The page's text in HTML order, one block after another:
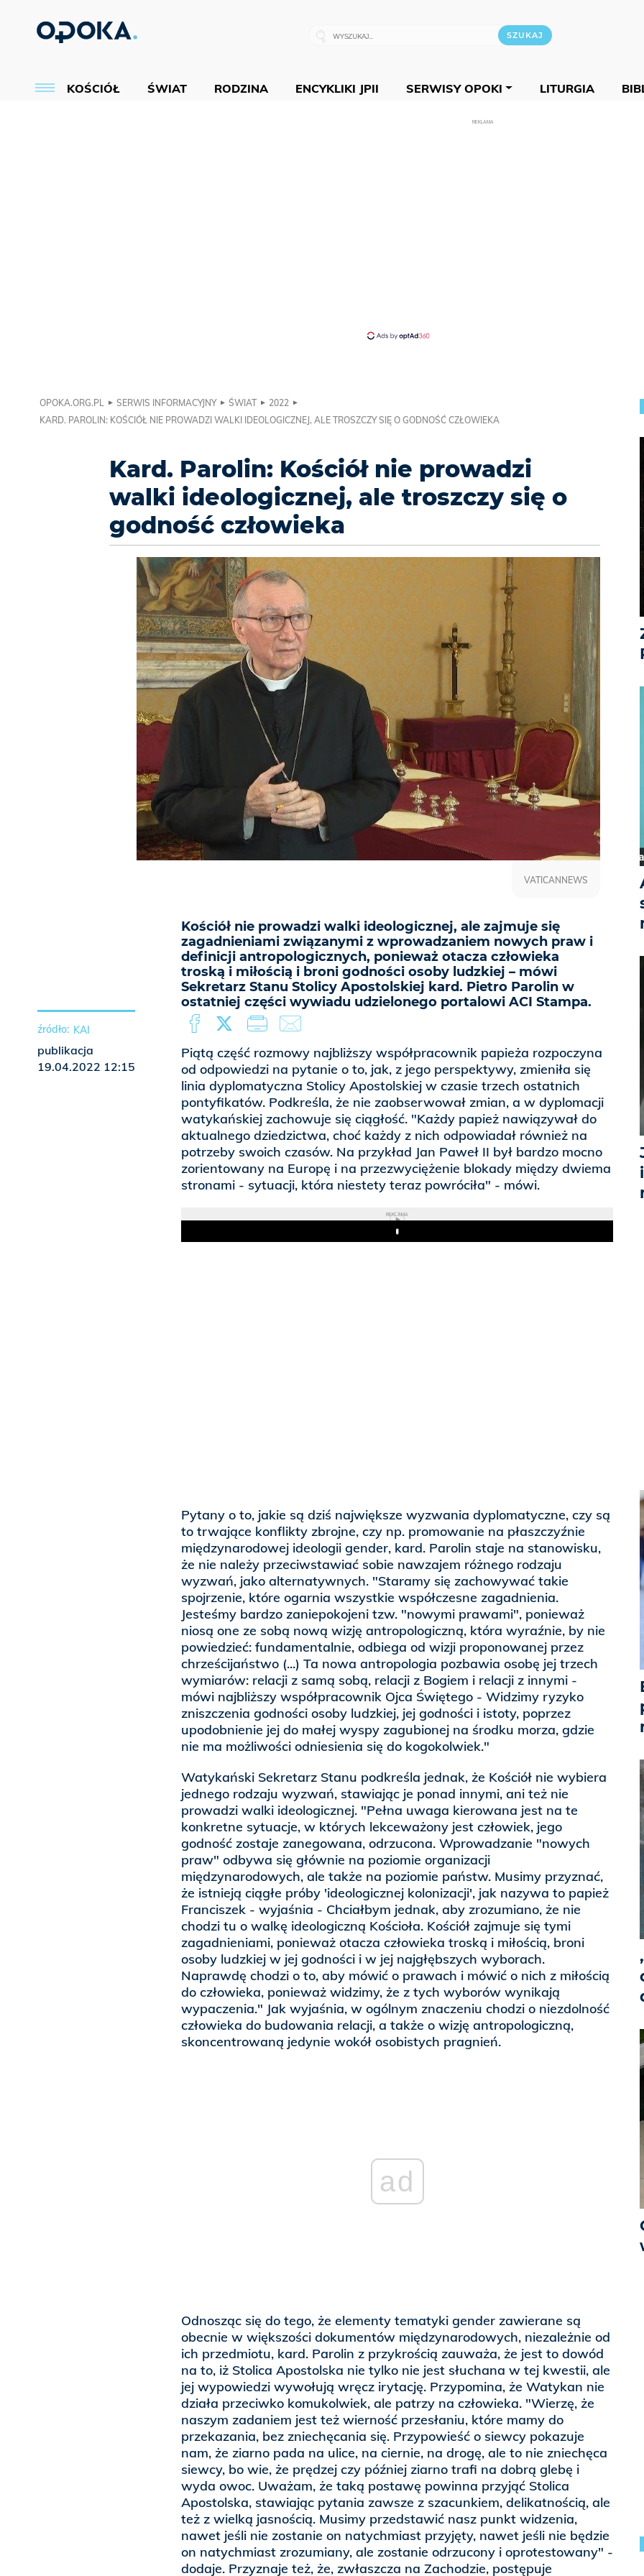
KOŚCIÓŁ ŚWIAT RODZINA ENCYKLIKI JPII SERWISY OPOKI LITURGIA
REKLAMA
OPOKA.ORG.PL SERWIS INFORMACYJNY ŚWIAT
2022
KARD. PAROLIN: KOŚCIÓŁ NIE PROWADZI WALKI IDEOLOGICZNEJ, ALE TROSZCZY SIĘ O GODNOŚĆ CZŁOWIEKA
Kard. Parolin: Kościół nie prowadzi
walki ideologicznej, ale troszczy się o
godność człowieka
Kościół nie prowadzi walki ideologicznej, ale zajmuje się
zagadnieniami związanymi z wprowadzaniem nowych praw i
definicji antropologicznych, ponieważ otacza człowieka
troską i miłością i broni godności osoby ludzkiej – mówi
Sekretarz Stanu Stolicy Apostolskiej kard. Pietro Parolin w
ostatniej części wywiadu udzielonego portalowi ACI Stampa.
VATICANNEWS
Piątą część rozmowy najbliższy współpracownik papieża rozpoczyna
od odpowiedzi na pytanie o to, jak, z jego perspektywy, zmieniła się
linia dyplomatyczna Stolicy Apostolskiej w czasie trzech ostatnich
pontyfikatów. Podkreśla, że nie zaobserwował zmian, a w dyplomacji
watykańskiej zachowuje się ciągłość. "Każdy papież nawiązywał do
aktualnego dziedzictwa, choć każdy z nich odpowiadał również na
potrzeby swoich czasów. Na przykład Jan Paweł II był bardzo mocno
zorientowany na Europę i na przezwyciężenie blokady między dwiema
stronami - sytuacji, która niestety teraz powróciła" - mówi.
REKLAMA
Play
Pytany o to, jakie są dziś największe wyzwania dyplomatyczne, czy są
to trwające konflikty zbrojne, czy np. promowanie na płaszczyźnie
międzynarodowej ideologii gender, kard. Parolin staje na stanowisku,
że nie należy przeciwstawiać sobie nawzajem różnego rodzaju
wyzwań, jako alternatywnych. "Staramy się zachowywać takie
spojrzenie, które ogarnia wszystkie współczesne zagadnienia.
Jesteśmy bardzo zaniepokojeni tzw. "nowymi prawami", ponieważ
niosą one ze sobą nową wizję antropologiczną, która wyraźnie, by nie
powiedzieć: fundamentalnie, odbiega od wizji proponowanej przez
chrześcijaństwo (...) Ta nowa antropologia pozbawia osobę jej trzech
wymiarów: relacji z samą sobą, relacji z Bogiem i relacji z innymi -
mówi najbliższy współpracownik Ojca Świętego - Widzimy ryzyko
zniszczenia godności osoby ludzkiej, jej godności i istoty, poprzez
upodobnienie jej do małej wyspy zagubionej na środku morza, gdzie
nie ma możliwości odniesienia się do kogokolwiek."
Watykański Sekretarz Stanu podkreśla jednak, że Kościół nie wybiera
jednego rodzaju wyzwań, stawiając je ponad innymi, ani też nie
prowadzi walki ideologicznej. "Pełna uwaga kierowana jest na te
konkretne sytuacje, w których lekceważony jest człowiek, jego
godność zostaje zanegowana, odrzucona. Wprowadzanie "nowych
praw" odbywa się głównie na poziomie organizacji
międzynarodowych, ale także na poziomie państw. Musimy przyznać,
że istnieją ciągłe próby 'ideologicznej kolonizacji', jak nazywa to papież
Franciszek - wyjaśnia - Chciałbym jednak, aby zrozumiano, że nie
chodzi tu o walkę ideologiczną Kościoła. Kościół zajmuje się tymi
zagadnieniami, ponieważ otacza człowieka troską i miłością, broni
osoby ludzkiej w jej godności i w jej najgłębszych wyborach.
Naprawdę chodzi o to, aby mówić o prawach i mówić o nich z miłością
do człowieka, ponieważ widzimy, że z tych wyborów wynikają
wypaczenia." Jak wyjaśnia, w ogólnym znaczeniu chodzi o niezdolność
człowieka do budowania relacji, a także o wizję antropologiczną,
skoncentrowaną jedynie wokół osobistych pragnień.
ad
Odnosząc się do tego, że elementy tematyki gender zawierane są
obecnie w większości dokumentów międzynarodowych, niezależnie od
ich przedmiotu, kard. Parolin z przykrością zauważa, że jest to dowód
na to, iż Stolica Apostolska nie tylko nie jest słuchana w tej kwestii, ale
jej wypowiedzi wywołują wręcz irytację. Przypomina, że Watykan nie
działa przeciwko komukolwiek, ale patrzy na człowieka. "Wierzę, że
naszym zadaniem jest też wierność przesłaniu, które mamy do
przekazania, bez zniechęcania się. Przypowieść o siewcy pokazuje
nam, że ziarno pada na ulice, na ciernie, na drogę, ale to nie zniechęca
siewcy, bo wie, że prędzej czy później ziarno trafi na dobrą glebę i
wyda owoc. Uważam, że taką postawę powinna przyjąć Stolica
Apostolska, stawiając pytania zawsze z szacunkiem, delikatnością, ale
też z wielką jasnością. Musimy przedstawić nasz punkt widzenia,
nawet jeśli nie zostanie on natychmiast przyjęty, nawet jeśli nie będzie
on natychmiast zrozumiany, ale zostanie odrzucony i oprotestowany" -
dodaje. Przyznaje też, że, zwłaszcza na Zachodzie, postępuje
KAI
publikacja
19.04.2022 12:15